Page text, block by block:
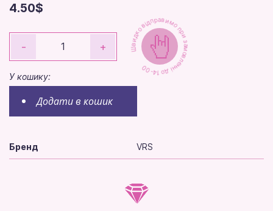
4.50$
- +
У кошику:
Додати в кошик
Швидко відправимо при замовленні до 14-00
Бренд VRS